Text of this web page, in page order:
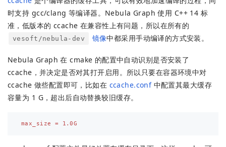
时支持 gcc/clang 等编译器。Nebula Graph 使用 C++ 14 标
准，低版本的 ccache 在兼容性上有问题，所以在所有的
vesoft/nebula-dev 镜像中都采用手动编译的方式安装。
Nebula Graph 在 cmake 的配置中自动识别是否安装了
ccache，并决定是否对其打开启用。所以只要在容器环境中对
ccache 做些配置即可，比如在 ccache.conf 中配置其最大缓存
容量为 1 G，超出后自动替换较旧缓存。
max_size = 1.0G